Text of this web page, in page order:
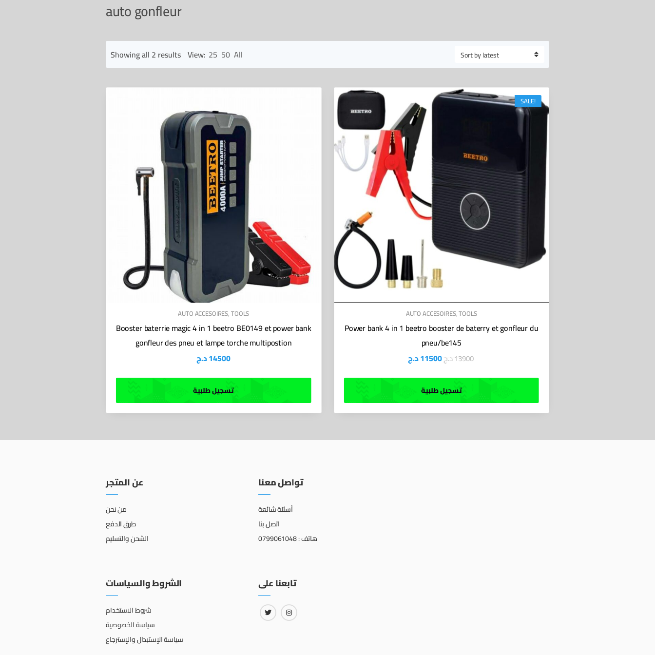
auto gonfleur
Showing all 2 resultsSorted
by
View: 25 50 All
AUTO ACCESOIRES,TOOLS
Booster baterrie magic 4 in 1 beetro BE0149 et power bank
gonfleur des pneu et lampe torche multipostion
14500د.ج
تسجيل طلبية
SALE!
AUTO ACCESOIRES,TOOLS
Power bank 4 in 1 beetro booster de baterry et gonfleur du
pneu/be145
11500د.ج 13900د.ج
تسجيل طلبية
عن المتجر
من نحن
طرق الدفع
الشحن والتسليم
الشروط والسياسات
شروط الاستخدام
سياسة الخصوصية
سياسة الإستبدال والإسترجاع
تواصل معنا
أسئلة شائعة
اتصل بنا
هاتف : 0799061048
تابعنا على